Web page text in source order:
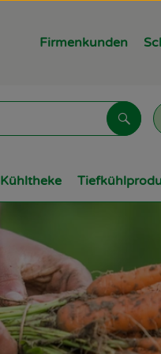
Firmenkunden
Suchen
Kühltheke